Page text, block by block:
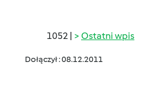
1052 | Ostatni wpis
Dołączył : 08.12.2011